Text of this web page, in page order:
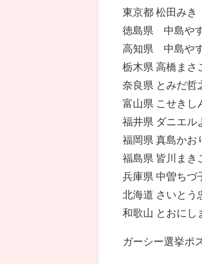
東京都 松田みき
徳島県 中島や
高知県 中島や
栃木県 高橋まさ
奈良県 とみだ哲
富山県 こせきし
福井県 ダニエル
福岡県 真島かお
福島県 皆川まき
兵庫県 中曽ちづ
北海道 さいとう
和歌山 とおにし
ガーシー選挙ポ